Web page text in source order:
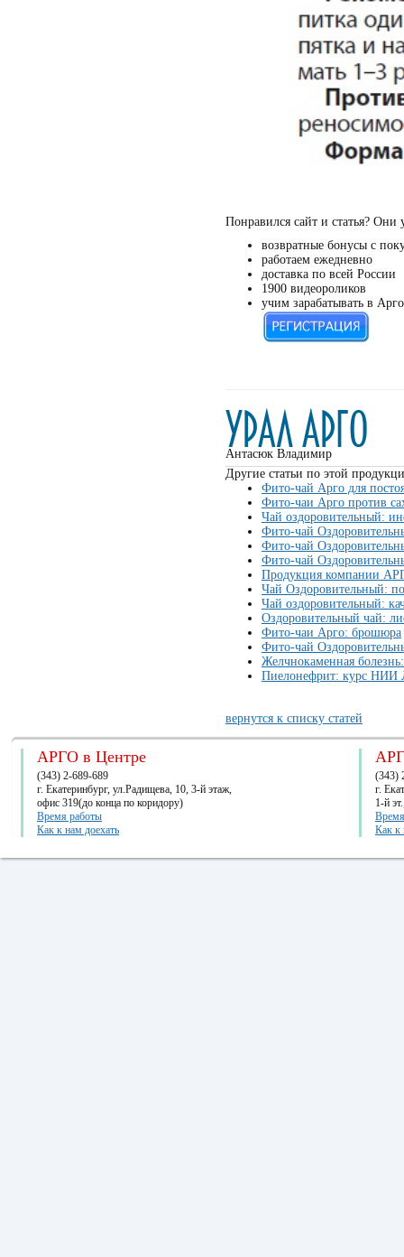
Понравился сайт и статья? Они
возвратные бонусы с
работаем ежедневно
доставка по всей России
1900 видеороликов
учим зарабатывать в Арго
Антасюк Владимир
Другие статьи по этой
Фито-чай Арго для
Фито-чаи Арго против
Чай оздоровительный:
Фито-чай
Фито-чай
Фито-чай
Продукция компании
Чай Оздоровительный:
Чай оздоровительный:
Оздоровительный чай:
Фито-чаи Арго: брошюра
Фито-чай
Желчнокаменная
Пиелонефрит: курс
вернутся к списку статей
АРГО в Центре
(343) 2-689-689
г. Екатеринбург, ул.Радищева, 10, 3-й этаж,
офис 319(до конца по коридору)
Время работы
Как к нам доехать
(343)
г.
1-й
Как к